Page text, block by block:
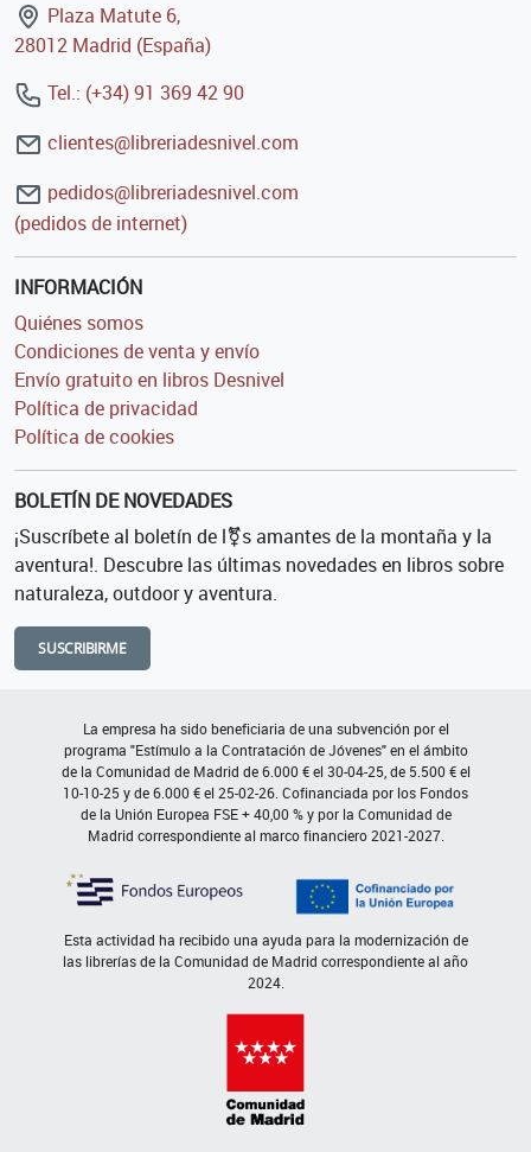
Plaza Matute 6,
28012 Madrid (España)
Tel.: (+34) 91 369 42 90
clientes@libreriadesnivel.com
pedidos@libreriadesnivel.com
(pedidos de internet)
INFORMACIÓN
Quiénes somos
Condiciones de venta y envío
Envío gratuito en libros Desnivel
Política de privacidad
Política de cookies
BOLETÍN DE NOVEDADES
¡Suscríbete al boletín de l⚧s amantes de la montaña y la
aventura!. Descubre las últimas novedades en libros sobre
naturaleza, outdoor y aventura.
SUSCRIBIRME
La empresa ha sido beneficiaria de una subvención por el
programa "Estímulo a la Contratación de Jóvenes" en el ámbito
de la Comunidad de Madrid de 6.000 € el 30-04-25, de 5.500 € el
10-10-25 y de 6.000 € el 25-02-26. Cofinanciada por los Fondos
de la Unión Europea FSE + 40,00 % y por la Comunidad de
Madrid correspondiente al marco financiero 2021-2027.
Esta actividad ha recibido una ayuda para la modernización de
las librerías de la Comunidad de Madrid correspondiente al año
2024.